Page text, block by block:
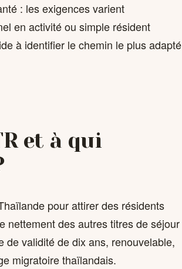
: les exigences varient
en activité ou simple résident
à identifier le chemin le plus adapté
et à qui
pour attirer des résidents
nettement des autres titres de séjour
de validité de dix ans, renouvelable,
migratoire thaïlandais.